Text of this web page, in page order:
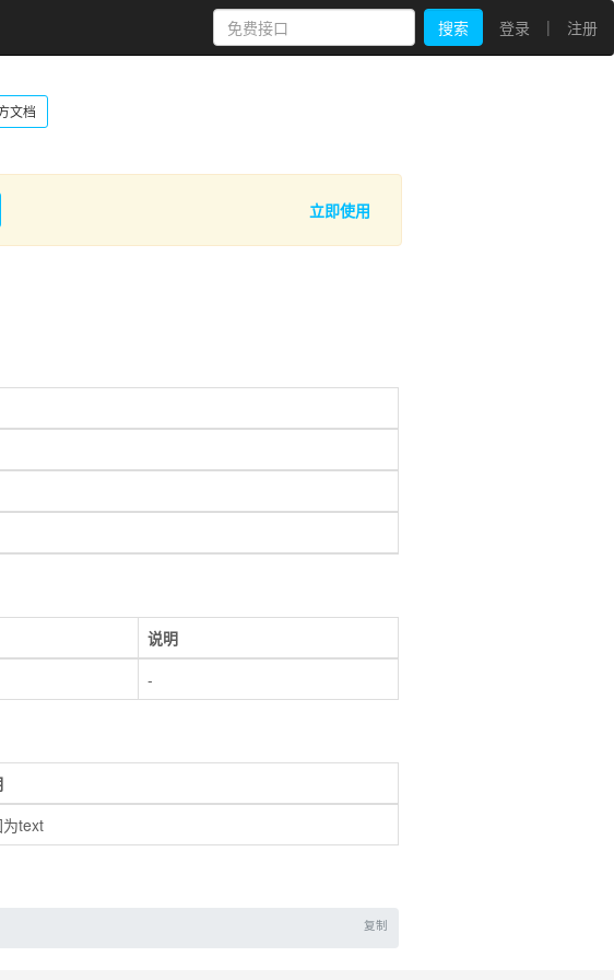
搜索 登录 | 注册
文档
立即使用
说明
-
text
复制